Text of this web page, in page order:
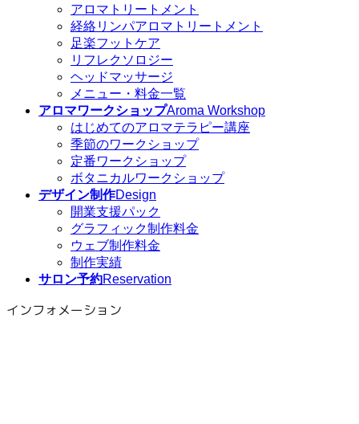
アロマトリートメント
経絡リンパアロマトリートメント
足楽フットケア
リフレクソロジー
ヘッドマッサージ
メニュー・料金一覧
アロマワークショップAroma Workshop
はじめてのアロマテラピー講座
季節のワークショップ
定番ワークショップ
ボタニカルワークショップ
デザイン制作Design
開業支援パック
グラフィック制作料金
ウェブ制作料金
制作実績
サロン予約Reservation
インフォメーション